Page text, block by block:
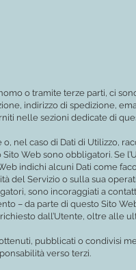
o tramite terze parti, ci
indirizzo di spedizione,
nelle sezioni dedicate di
nel caso di Dati di Utilizzo,
Web sono obbligatori. Se
indichi alcuni Dati come
del Servizio o sulla sua
sono incoraggiati a
– da parte di questo Sito
dall’Utente, oltre alle
pubblicati o condivisi
verso terzi.